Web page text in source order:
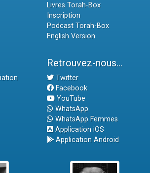
Livres Torah-Box
Inscription
Podcast Torah-Box
English Version
Retrouvez-nous...
Twitter
Facebook
YouTube
WhatsApp
WhatsApp Femmes
Application iOS
Application Android